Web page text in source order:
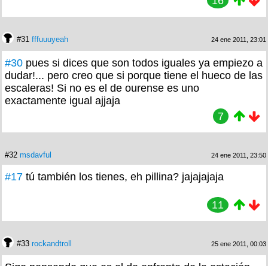
#31 fffuuuyeah 24 ene 2011, 23:01
#30 pues si dices que son todos iguales ya empiezo a
dudar!... pero creo que si porque tiene el hueco de las
escaleras! Si no es el de ourense es uno
exactamente igual ajjaja
7
#32 msdavful 24 ene 2011, 23:50
#17 tú también los tienes, eh pillina? jajajajaja
11
#33 rockandtroll 25 ene 2011, 00:03